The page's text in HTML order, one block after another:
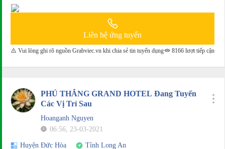
Liên hệ ứng tuyển
Vui lòng ghi rõ nguồn Grabviec.vn khi chia sẻ tin tuyển dụng 8166 lượt tiếp cận
PHÚ THẮNG GRAND HOTEL Đang Tuyển
Các Vị Trí Sau
Hoanganh Nguyen
06:56, 23-03-2021
Huyện Đức Hòa Tỉnh Long An